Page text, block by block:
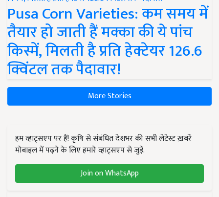
Pusa Corn Varieties: कम समय में
तैयार हो जाती हैं मक्का की ये पांच
किस्में, मिलती है प्रति हेक्टेयर 126.6
क्विंटल तक पैदावार!
More Stories
हम व्हाट्सएप पर हैं! कृषि से संबंधित देशभर की सभी लेटेस्ट ख़बरें
मोबाइल में पढ़ने के लिए हमारे व्हाट्सएप से जुड़ें.
Join on WhatsApp